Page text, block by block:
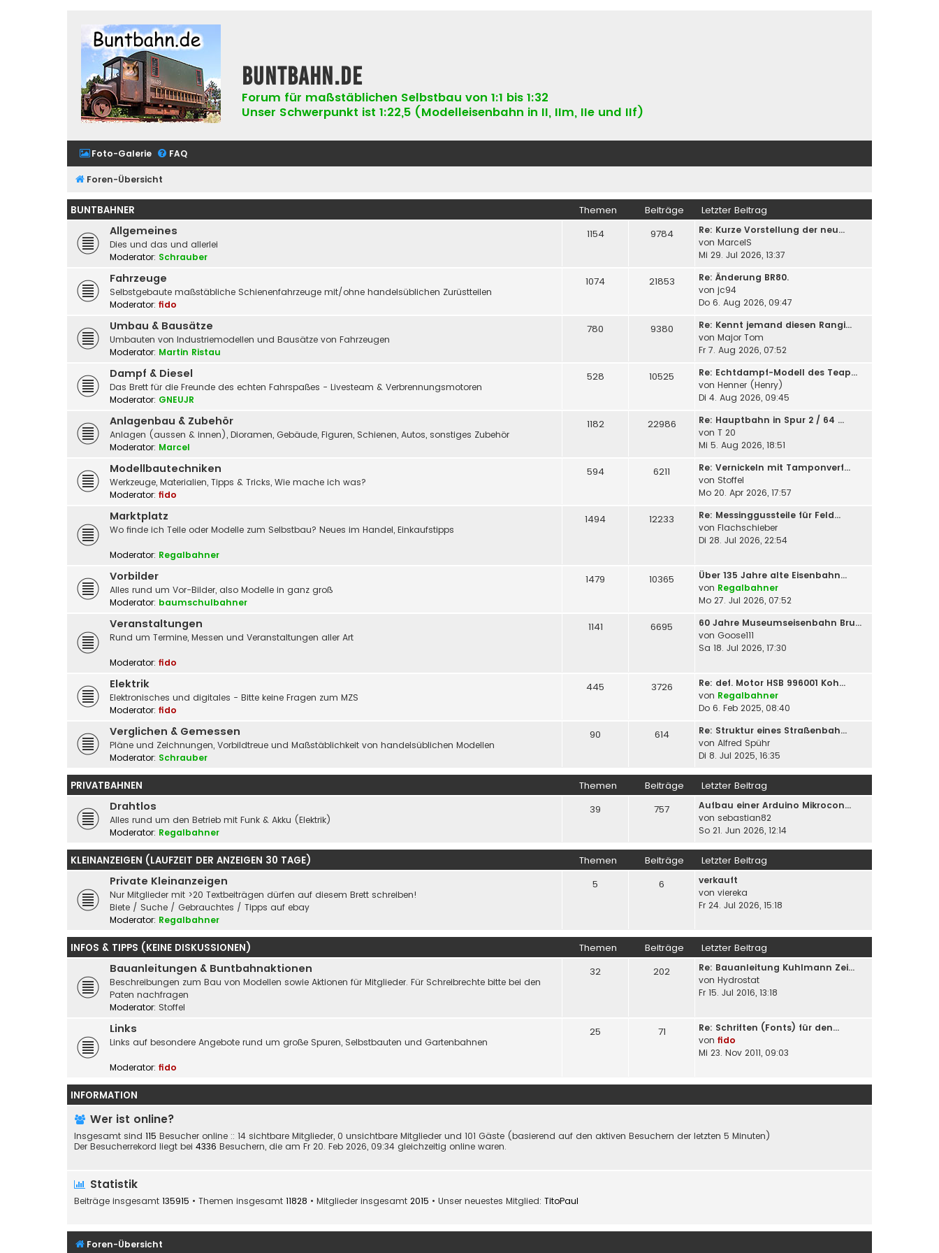
buntbahn.de
Forum für maßstäblichen Selbstbau von 1:1 bis 1:32
Unser Schwerpunkt ist 1:22,5 (Modelleisenbahn in II, IIm, IIe und IIf)
Foto-Galerie FAQ
Foren-Übersicht
BUNTBAHNER Themen Beiträge Letzter Beitrag
Allgemeines
Dies und das und allerlei
Moderator: Schrauber
1154 9784
Re: Kurze Vorstellung der neu…
von MarcelS
Mi 29. Jul 2026, 13:37
Fahrzeuge
Selbstgebaute maßstäbliche Schienenfahrzeuge mit/ohne handelsüblichen Zurüstteilen
Moderator: fido
1074 21853
Re: Änderung BR80.
von jc94
Do 6. Aug 2026, 09:47
Umbau & Bausätze
Umbauten von Industriemodellen und Bausätze von Fahrzeugen
Moderator: Martin Ristau
780 9380
Re: Kennt jemand diesen Rangi…
von Major Tom
Fr 7. Aug 2026, 07:52
Dampf & Diesel
Das Brett für die Freunde des echten Fahrspaßes - Livesteam & Verbrennungsmotoren
Moderator: GNEUJR
528 10525
Re: Echtdampf-Modell des Teap…
von Henner (Henry)
Di 4. Aug 2026, 09:45
Anlagenbau & Zubehör
Anlagen (aussen & innen), Dioramen, Gebäude, Figuren, Schienen, Autos, sonstiges Zubehör
Moderator: Marcel
1182 22986
Re: Hauptbahn in Spur 2 / 64 …
von T 20
Mi 5. Aug 2026, 18:51
Modellbautechniken
Werkzeuge, Materialien, Tipps & Tricks, Wie mache ich was?
Moderator: fido
594 6211
Re: Vernickeln mit Tamponverf…
von Stoffel
Mo 20. Apr 2026, 17:57
Marktplatz
Wo finde ich Teile oder Modelle zum Selbstbau? Neues im Handel, Einkaufstipps
Moderator: Regalbahner
1494 12233
Re: Messinggussteile für Feld…
von Flachschieber
Di 28. Jul 2026, 22:54
Vorbilder
Alles rund um Vor-Bilder, also Modelle in ganz groß
Moderator: baumschulbahner
1479 10365
Über 135 Jahre alte Eisenbahn…
von Regalbahner
Mo 27. Jul 2026, 07:52
Veranstaltungen
Rund um Termine, Messen und Veranstaltungen aller Art
Moderator: fido
1141 6695
60 Jahre Museumseisenbahn Bru…
von Goose111
Sa 18. Jul 2026, 17:30
Elektrik
Elektronisches und digitales - Bitte keine Fragen zum MZS
Moderator: fido
445 3726
Re: def. Motor HSB 996001 Koh…
von Regalbahner
Do 6. Feb 2025, 08:40
Verglichen & Gemessen
Pläne und Zeichnungen, Vorbildtreue und Maßstäblichkeit von handelsüblichen Modellen
Moderator: Schrauber
90 614
Re: Struktur eines Straßenbah…
von Alfred Spühr
Di 8. Jul 2025, 16:35
PRIVATBAHNEN Themen Beiträge Letzter Beitrag
Drahtlos
Alles rund um den Betrieb mit Funk & Akku (Elektrik)
Moderator: Regalbahner
39 757
Aufbau einer Arduino Mikrocon…
von sebastian82
So 21. Jun 2026, 12:14
KLEINANZEIGEN (LAUFZEIT DER ANZEIGEN 30 TAGE) Themen Beiträge Letzter Beitrag
Private Kleinanzeigen
Nur Mitglieder mit >20 Textbeiträgen dürfen auf diesem Brett schreiben!
Biete / Suche / Gebrauchtes / Tipps auf ebay
Moderator: Regalbahner
5 6
verkauft
von viereka
Fr 24. Jul 2026, 15:18
INFOS & TIPPS (KEINE DISKUSSIONEN) Themen Beiträge Letzter Beitrag
Bauanleitungen & Buntbahnaktionen
Beschreibungen zum Bau von Modellen sowie Aktionen für Mitglieder. Für Schreibrechte bitte bei den
Paten nachfragen
Moderator: Stoffel
32 202
Re: Bauanleitung Kuhlmann Zei…
von Hydrostat
Fr 15. Jul 2016, 13:18
Links
Links auf besondere Angebote rund um große Spuren, Selbstbauten und Gartenbahnen
Moderator: fido
25 71
Re: Schriften (Fonts) für den…
von fido
Mi 23. Nov 2011, 09:03
INFORMATION
Wer ist online?
Insgesamt sind 115 Besucher online :: 14 sichtbare Mitglieder, 0 unsichtbare Mitglieder und 101 Gäste (basierend auf den aktiven Besuchern der letzten 5 Minuten)
Der Besucherrekord liegt bei 4336 Besuchern, die am Fr 20. Feb 2026, 09:34 gleichzeitig online waren.
Statistik
Beiträge insgesamt 135915 • Themen insgesamt 11828 • Mitglieder insgesamt 2015 • Unser neuestes Mitglied: TitoPaul
Foren-Übersicht